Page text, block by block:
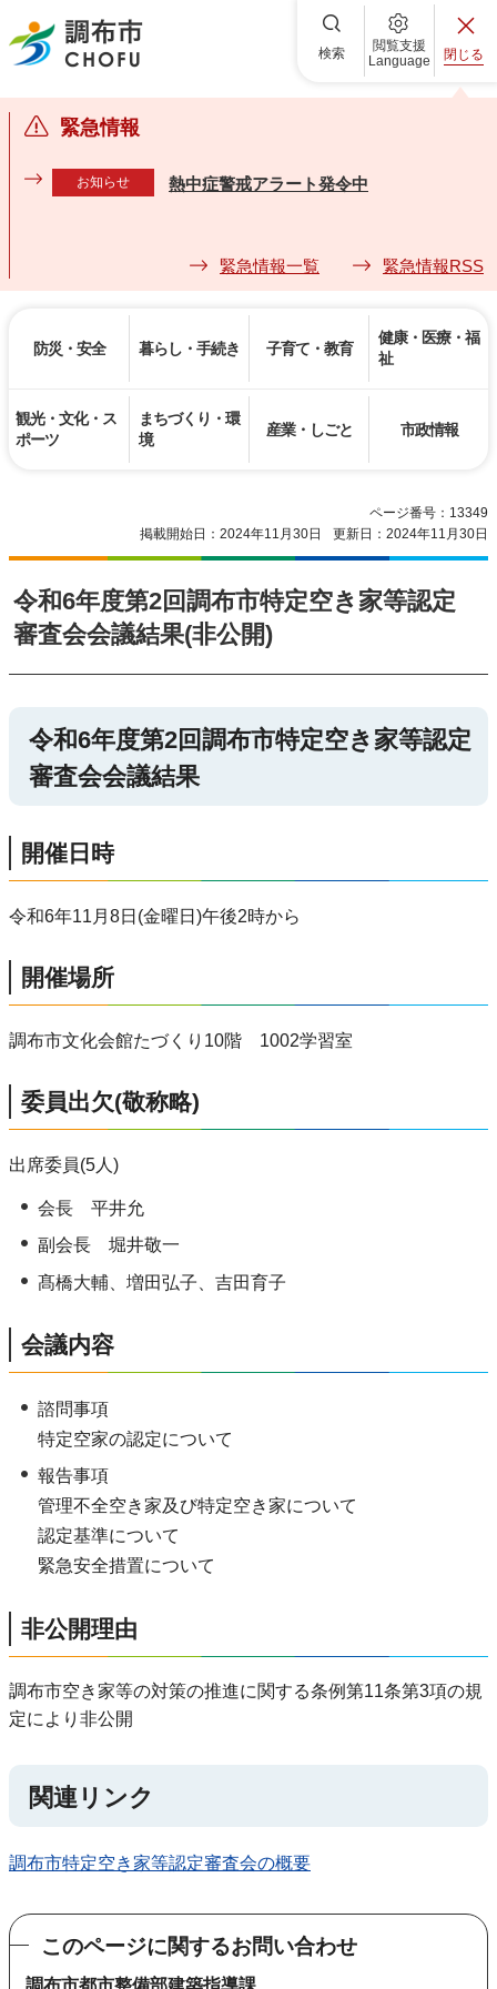
調布市 検索
閲覧支援
Language
閉じる
緊急情報
お知らせ 熱中症警戒アラート発令中
緊急情報一覧 緊急情報RSS
防災・安全 暮らし・手続き 子育て・教育
健康・医療・福
祉
観光・文化・ス
ポーツ
まちづくり・環
境
産業・しごと 市政情報
ページ番号：13349
掲載開始日：2024年11月30日
更新日：2024年11月30日
令和6年度第2回調布市特定空き家等認定
審査会会議結果(非公開)
令和6年度第2回調布市特定空き家等認定
審査会会議結果
開催日時
令和6年11月8日(金曜日)午後2時から
開催場所
調布市文化会館たづくり10階 1002学習室
委員出欠(敬称略)
出席委員(5人)
会長 平井允
副会長 堀井敬一
髙橋大輔、増田弘子、吉田育子
会議内容
諮問事項
特定空家の認定について
報告事項
管理不全空き家及び特定空き家について
認定基準について
緊急安全措置について
非公開理由
調布市空き家等の対策の推進に関する条例第11条第3項の規
定により非公開
関連リンク
調布市特定空き家等認定審査会の概要
このページに関するお問い合わせ
調布市都市整備部建築指導課